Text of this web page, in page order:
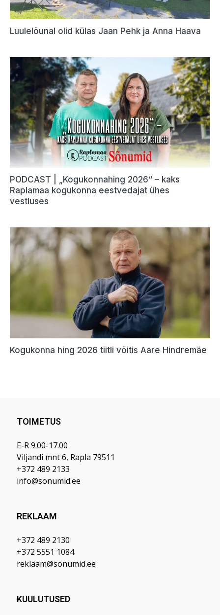
TOIMETUS
E-R 9.00-17.00
Viljandi mnt 6, Rapla 79511
+372 489 2133
info@sonumid.ee
REKLAAM
+372 489 2130
+372 5551 1084
reklaam@sonumid.ee
KUULUTUSED